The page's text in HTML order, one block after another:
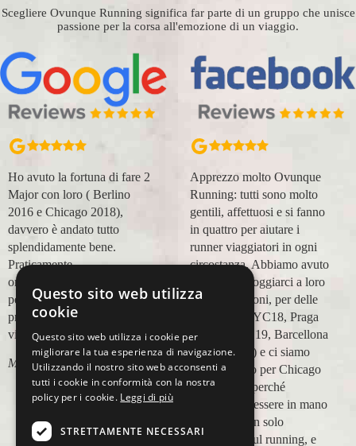
Scegliere Ovunque Running significa far parte di un gruppo che unisce
passione per la corsa all'emozione di un viaggio.
Ho avuto la fortuna di fare 2
Major con loro ( Berlino
2016 e Chicago 2018),
davvero è andato tutto
splendidamente bene.
Praticamente
organizzazione
perfetta,dalla
prenotazione,mesi prima,al
viaggio.
Marco Ceseri
Apprezzo molto Ovunque
Running: tutti sono molto
gentili, affettuosi e si fanno
in quattro per aiutare i
runner viaggiatori in ogni
circostanza. Abbiamo avuto
modo di appoggiarci a loro
in più occasioni, per delle
maratone (NYC18, Praga
19, Valencia 19, Barcellona
21, NYC 22) e ci siamo
affidati a loro per Chicago
23 (ottobre) perché
sappiamo di essere in mano
a persone non solo
competenti sul running, e
Questo sito web utilizza
cookie
Questo sito web utilizza i cookie per
migliorare la tua esperienza di navigazione.
Utilizzando il nostro sito web acconsenti a
tutti i cookie in conformità con la nostra
policy per i cookie. Leggi di più
STRETTAMENTE NECESSARI